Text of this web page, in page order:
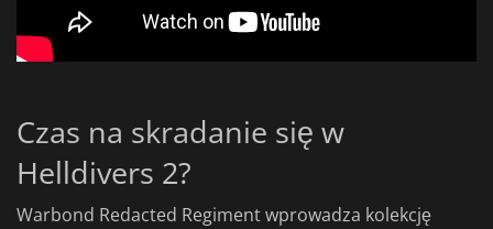
Czas na skradanie się w
Helldivers 2?
Warbond Redacted Regiment wprowadza kolekcję